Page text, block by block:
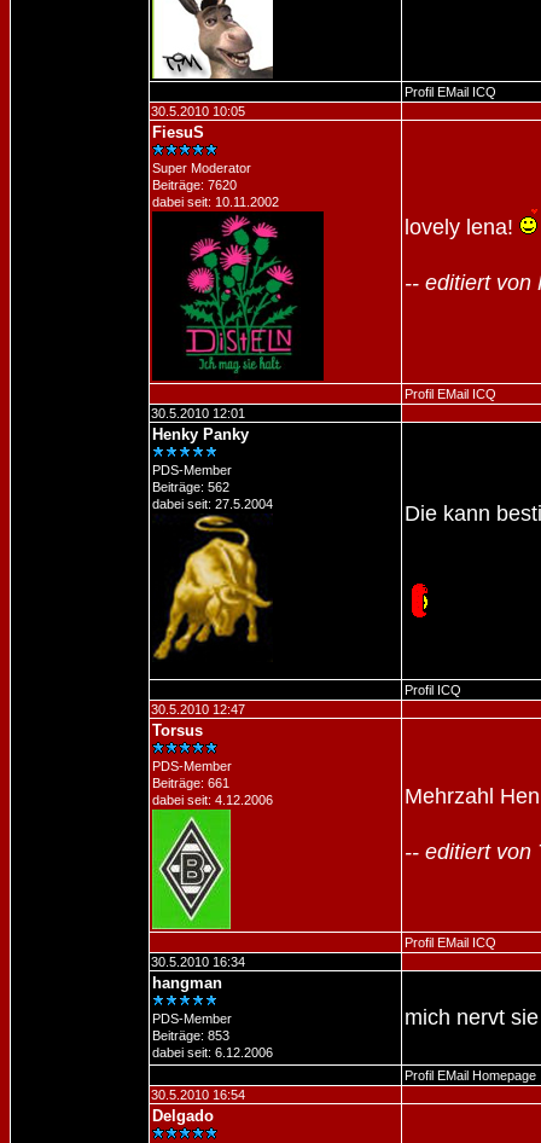
Profil EMail ICQ
30.5.2010 10:05
FiesuS
Super Moderator
Beiträge: 7620
dabei seit: 10.11.2002
lovely lena!
-- editiert von
Profil EMail ICQ
30.5.2010 12:01
Henky Panky
PDS-Member
Beiträge: 562
dabei seit: 27.5.2004
Die kann
Profil ICQ
30.5.2010 12:47
Torsus
PDS-Member
Beiträge: 661
dabei seit: 4.12.2006
Mehrzahl
-- editiert von
Profil EMail ICQ
30.5.2010 16:34
hangman
PDS-Member
Beiträge: 853
dabei seit: 6.12.2006
mich nervt sie
Profil EMail Homepage
30.5.2010 16:54
Delgado